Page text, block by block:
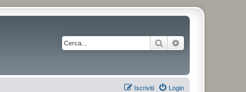
Cerca
Login
Iscriviti